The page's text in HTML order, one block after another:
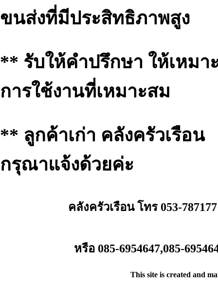
ขนส่งที่มีประสิทธิภาพสูง
** รับให้คำปรึกษา ให้เหมา
การใช้งานที่เหมาะสม
** ลูกค้าเก่า คลังครัวเรือน
กรุณาแจ้งด้วยค่ะ
คลังครัวเรือน โทร 053-
หรือ 085-6954647,085-
This site is created and